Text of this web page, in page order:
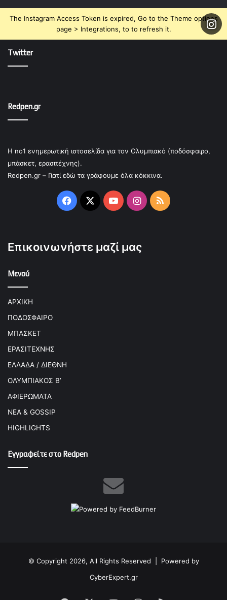
The Instagram Access Token is expired, Go to the Theme options
page > Integrations, to to refresh it.
Twitter
Redpen.gr
Η no1 ενημερωτική ιστοσελίδα για τον Ολυμπιακό (ποδόσφαιρο,
μπάσκετ, ερασιτέχνης).
Redpen.gr – Γιατί εδώ τα γράφουμε όλα κόκκινα.
Facebook
X YouTubeInstagram
RSS
Επικοινωνήστε μαζί μας
Μενού
ΑΡΧΙΚΗ
ΠΟΔΟΣΦΑΙΡΟ
ΜΠΑΣΚΕΤ
ΕΡΑΣΙΤΕΧΝΗΣ
ΕΛΛΑΔΑ / ΔΙΕΘΝΗ
ΟΛΥΜΠΙΑΚΟΣ Β’
ΑΦΙΕΡΩΜΑΤΑ
ΝΕΑ & GOSSIP
HIGHLIGHTS
Εγγραφείτε στο Redpen
© Copyright 2026, All Rights Reserved | Powered by
CyberExpert.gr